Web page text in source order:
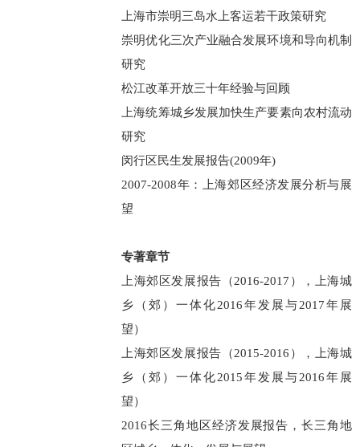
上海市崇明三岛水上客运若干政策研究
崇明优化三次产业融合发展环境和导向机制
研究
松江改革开放三十年经验与回顾
上海统筹城乡发展加快生产要素向农村流动
研究
闵行区民生发展报告(2009年)
2007-2008年：上海郊区经济发展分析与展
望
专著章节
上海郊区发展报告（2016-2017），上海城
乡（郊）一体化2016年发展与2017年展
望）
上海郊区发展报告（2015-2016），上海城
乡（郊）一体化2015年发展与2016年展
望）
2016长三角地区经济发展报告，长三角地